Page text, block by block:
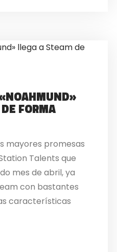
FORMA
mayores promesas
Talents que
mes de abril, ya
con bastantes
características
, el nuevo JRPG
disponible para
Estudio Ábrego